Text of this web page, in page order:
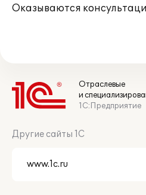
Оказываются
Отраслевые
и
1С:Предприятие
Другие сайты 1С